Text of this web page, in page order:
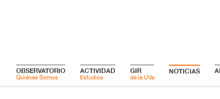
OBSERVATORIO
Quiénes Somos
ACTIVIDAD
Estudios
GIR
de la UVa
NOTICIAS